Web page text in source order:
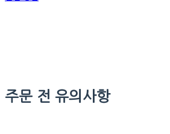
주문 전 유의사항